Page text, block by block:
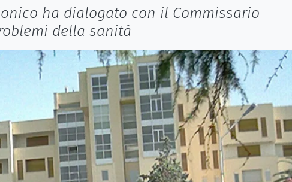
ha dialogato con il Commissario
della sanità